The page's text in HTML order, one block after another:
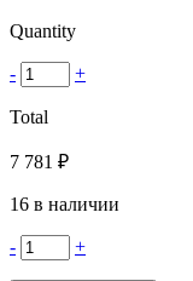
Quantity
- +
Total
7 781 ₽
16 в наличии
- +